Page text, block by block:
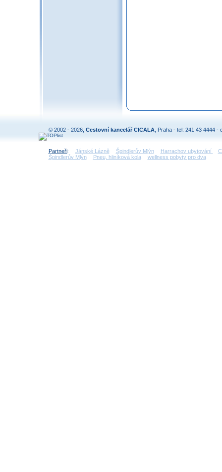
© 2002 - 2026, Cestovní kancelář CICALA , Praha - tel: 241 43 4444 -
Partneři: Jánské Lázně Špindlerův Mlýn Harrachov ubytování
Špindlerův Mlýn
Pneu, hliníková kola wellness pobyty pro dva